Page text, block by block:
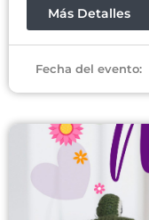
Más Detalles
Fecha del evento: